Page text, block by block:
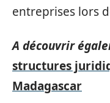
entreprises lors
A découvrir
structures
Madagascar